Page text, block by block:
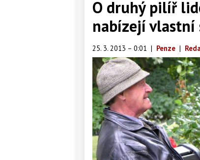
O druhý pilíř
nabízejí vlastní
25. 3. 2013 – 0:01 | Penze |